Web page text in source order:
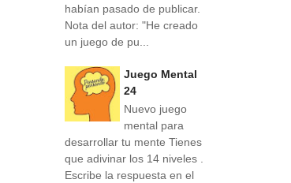
habían pasado de publicar.
Nota del autor: "He creado
un juego de pu...
Juego Mental
24
Nuevo juego
mental para
desarrollar tu mente Tienes
que adivinar los 14 niveles .
Escribe la respuesta en el